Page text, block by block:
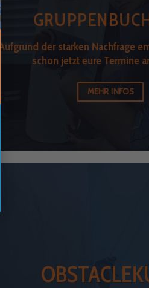
Aufgrund der starken Nachfrage
schon jetzt eure Termine
MEHR INFOS